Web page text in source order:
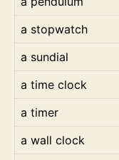
a stopwatch
a sundial
a time clock
a timer
a wall clock